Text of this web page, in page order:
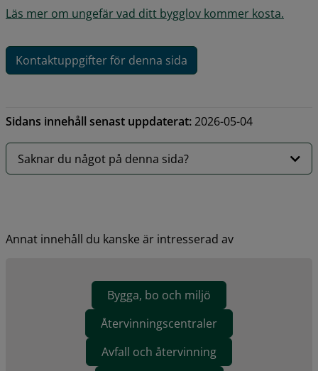
Läs mer om ungefär vad ditt bygglov kommer kosta.
Kontaktuppgifter för denna sida
Sidans innehåll senast uppdaterat:2026-05-04
Saknar du något på denna sida?
Annat innehåll du kanske är intresserad av
Bygga, bo och miljö
Återvinningscentraler
Avfall och återvinning